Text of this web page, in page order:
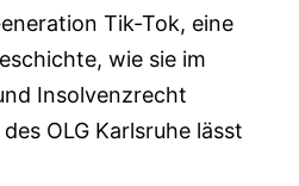
Tik-Tok, eine
wie sie im
Insolvenzrecht
OLG Karlsruhe lässt